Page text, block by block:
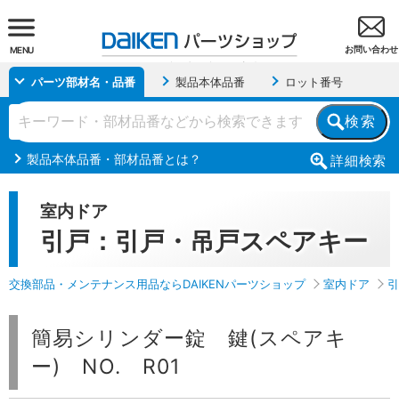
お問い合わせ
MENU
パーツ部材名・品番 製品本体品番 ロット番号
検索
詳細検索
製品本体品番・部材品番とは？
室内ドア
引戸：引戸・吊戸スペアキー
交換部品・メンテナンス用品ならDAIKENパーツショップ 室内ドア
簡易シリンダー錠 鍵(スペアキ
ー) NO. R01